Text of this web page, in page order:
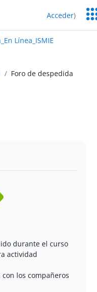
Acceder)
Línea_ISMIE
Foro de despedida
durante el curso
actividad
los compañeros